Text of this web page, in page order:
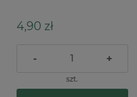
4,90 zł
- +
szt.